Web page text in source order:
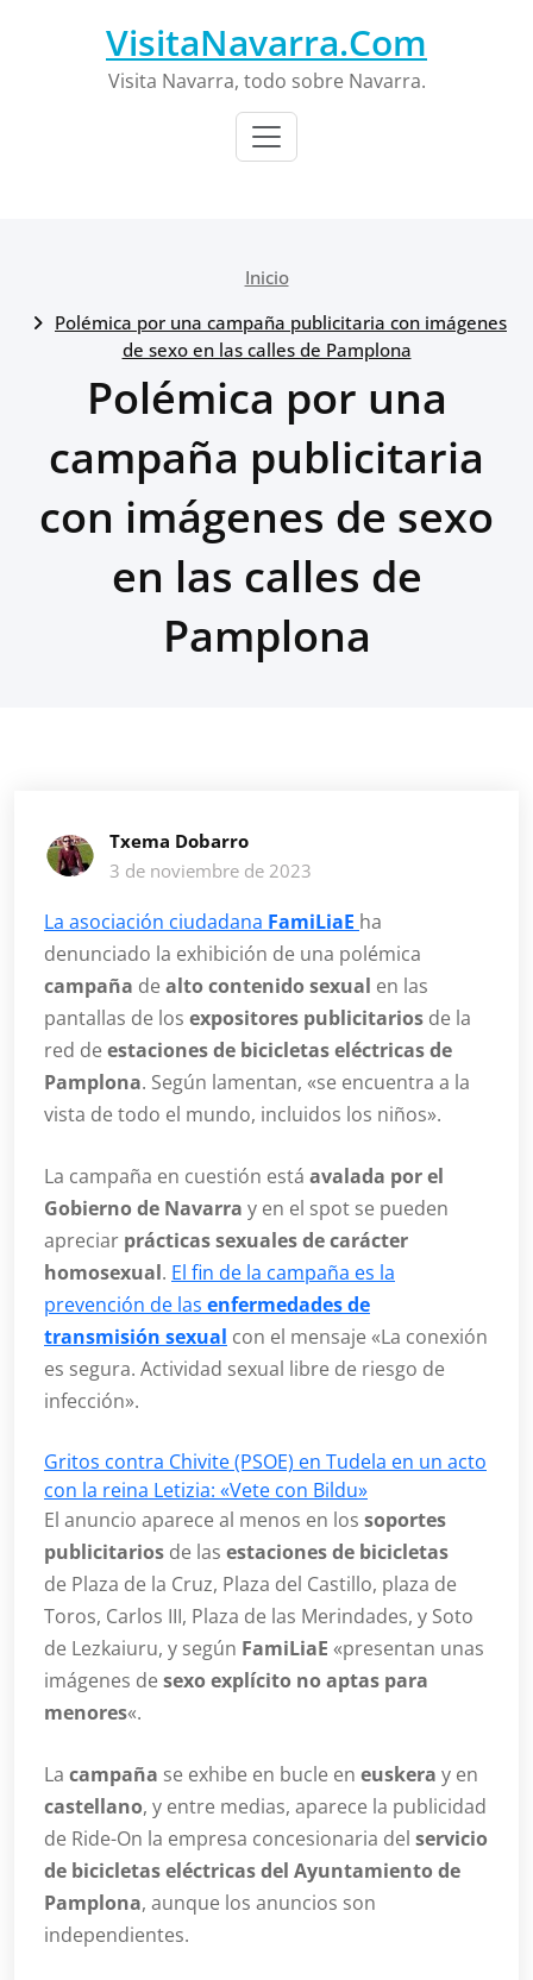
VisitaNavarra.Com
Visita Navarra, todo sobre Navarra.
Inicio
Polémica por una campaña publicitaria con imágenes
de sexo en las calles de Pamplona
Polémica por una
campaña publicitaria
con imágenes de sexo
en las calles de
Pamplona
Txema Dobarro
3 de noviembre de 2023
La asociación ciudadana FamiLiaE ha
denunciado la exhibición de una polémica
campaña de alto contenido sexual en las
pantallas de los expositores publicitarios de la
red de estaciones de bicicletas eléctricas de
Pamplona. Según lamentan, «se encuentra a la
vista de todo el mundo, incluidos los niños».
La campaña en cuestión está avalada por el
Gobierno de Navarra y en el spot se pueden
apreciar prácticas sexuales de carácter
homosexual. El fin de la campaña es la
prevención de las enfermedades de
transmisión sexual con el mensaje «La conexión
es segura. Actividad sexual libre de riesgo de
infección».
Gritos contra Chivite (PSOE) en Tudela en un acto
con la reina Letizia: «Vete con Bildu»
El anuncio aparece al menos en los soportes
publicitarios de las estaciones de bicicletas
de Plaza de la Cruz, Plaza del Castillo, plaza de
Toros, Carlos III, Plaza de las Merindades, y Soto
de Lezkaiuru, y según FamiLiaE «presentan unas
imágenes de sexo explícito no aptas para
menores«.
La campaña se exhibe en bucle en euskera y en
castellano, y entre medias, aparece la publicidad
de Ride-On la empresa concesionaria del servicio
de bicicletas eléctricas del Ayuntamiento de
Pamplona, aunque los anuncios son
independientes.